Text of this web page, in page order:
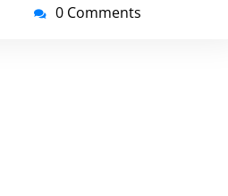
0 Comments